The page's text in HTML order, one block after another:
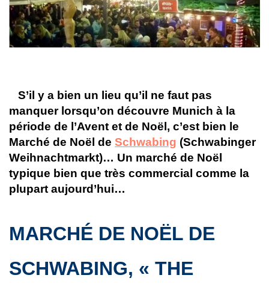
S’il y a bien un lieu qu’il ne faut pas
manquer lorsqu’on découvre Munich à la
période de l’Avent et de Noël, c’est bien le
Marché de Noël de Schwabing (Schwabinger
Weihnachtmarkt)… Un marché de Noël
typique bien que très commercial comme la
plupart aujourd’hui…
MARCHÉ DE NOËL DE
SCHWABING, « THE